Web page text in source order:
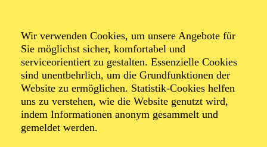
Wir verwenden Cookies, um unsere Angebote für
Sie möglichst sicher, komfortabel und
serviceorientiert zu gestalten. Essenzielle Cookies
sind unentbehrlich, um die Grundfunktionen der
Website zu ermöglichen. Statistik-Cookies helfen
uns zu verstehen, wie die Website genutzt wird,
indem Informationen anonym gesammelt und
gemeldet werden.
Ensemble Wien-
Berlin
Mozart Serenade